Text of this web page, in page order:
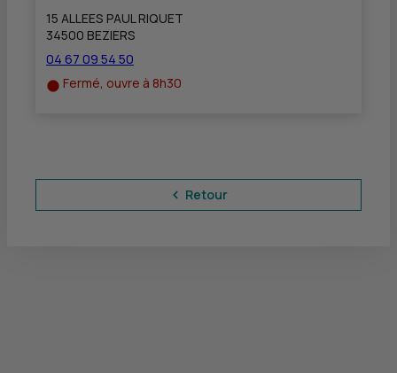
15 ALLEES PAUL RIQUET
34500 BEZIERS
04 67 09 54 50
Fermé, ouvre à 8h30
Retour